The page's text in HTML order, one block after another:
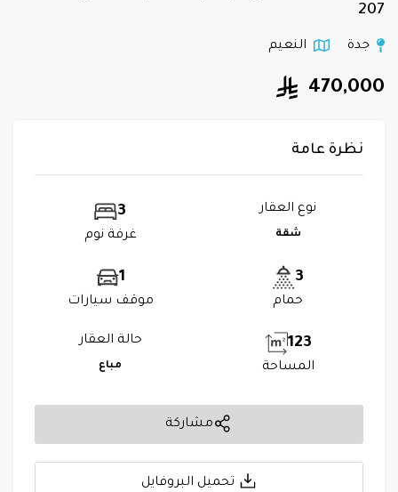
207
جدة النعيم
470,000
نظرة عامة
نوع العقار
شقة
3
غرفة نوم
3
حمام
1
موقف سيارات
123
المساحة
حالة العقار
مباع
مشاركة
تحميل البروفايل